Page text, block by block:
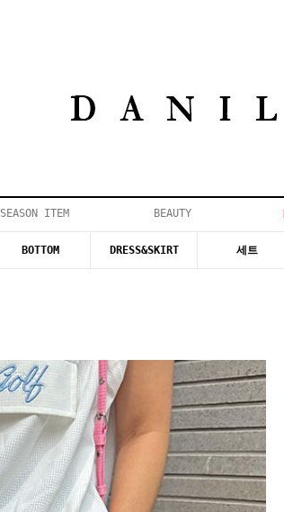
SEASON ITEM BEAUTY
BOTTOM DRESS&SKIRT 세트